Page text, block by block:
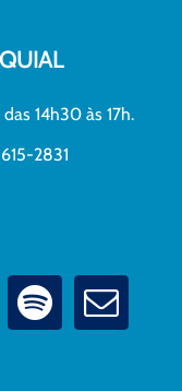
14h30 às 17h.
2831